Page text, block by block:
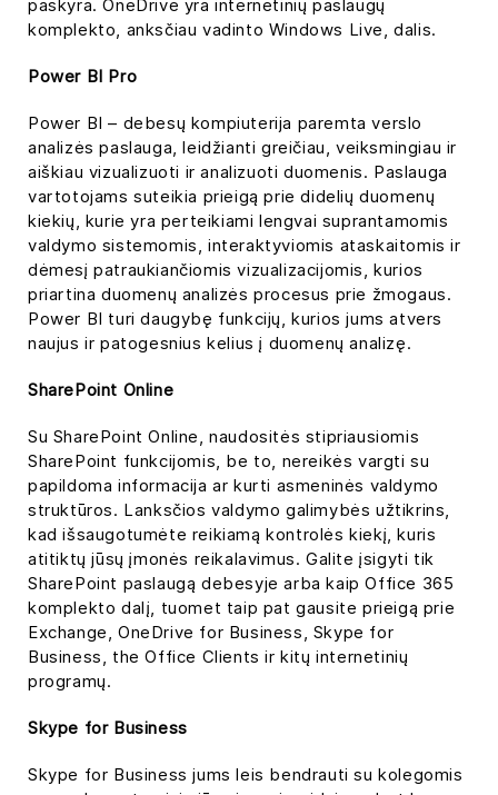
paskyra. OneDrive yra internetinių paslaugų
komplekto, anksčiau vadinto Windows Live, dalis.
Power BI Pro
Power BI – debesų kompiuterija paremta verslo
analizės paslauga, leidžianti greičiau, veiksmingiau ir
aiškiau vizualizuoti ir analizuoti duomenis. Paslauga
vartotojams suteikia prieigą prie didelių duomenų
kiekių, kurie yra perteikiami lengvai suprantamomis
valdymo sistemomis, interaktyviomis ataskaitomis ir
dėmesį patraukiančiomis vizualizacijomis, kurios
priartina duomenų analizės procesus prie žmogaus.
Power BI turi daugybę funkcijų, kurios jums atvers
naujus ir patogesnius kelius į duomenų analizę.
SharePoint Online
Su SharePoint Online, naudositės stipriausiomis
SharePoint funkcijomis, be to, nereikės vargti su
papildoma informacija ar kurti asmeninės valdymo
struktūros. Lanksčios valdymo galimybės užtikrins,
kad išsaugotumėte reikiamą kontrolės kiekį, kuris
atitiktų jūsų įmonės reikalavimus. Galite įsigyti tik
SharePoint paslaugą debesyje arba kaip Office 365
komplekto dalį, tuomet taip pat gausite prieigą prie
Exchange, OneDrive for Business, Skype for
Business, the Office Clients ir kitų internetinių
programų.
Skype for Business
Skype for Business jums leis bendrauti su kolegomis